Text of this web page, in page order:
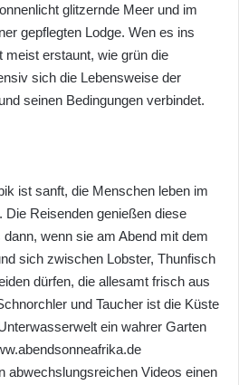
glitzernde Meer und im
gepflegten Lodge. Wen es ins
meist erstaunt, wie grün die
sich die Lebensweise der
seinen Bedingungen verbindet.
ist sanft, die Menschen leben im
Die Reisenden genießen diese
wenn sie am Abend mit dem
sich zwischen Lobster, Thunfisch
dürfen, die allesamt frisch aus
und Taucher ist die Küste
ein wahrer Garten
abwechslungsreichen Videos einen